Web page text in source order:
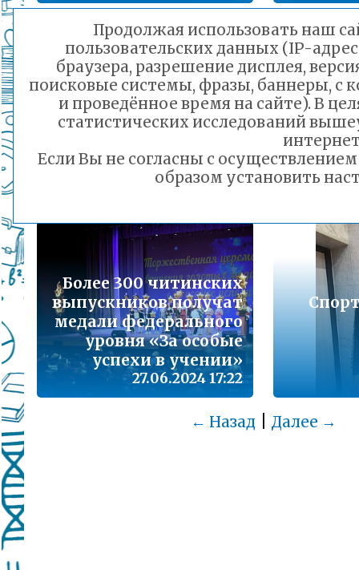
Порядок предоставления льготного
малоимущих семей
Подробнее...
Горячая линия по вопросам школьного
30-21
дошкольного образования и тел 32-41-13
Подробнее...
В детских садах Читы
проводятся
мероприятия в целях
оздоровления и
детей
28.06.2024 16:17
Более 300 читинских
выпускников получат
медали федерального
уровня «За особые
успехи в учении»
27.06.2024 17:22
← Назад| Далее →
Продолжая использовать наш
пользовательских данных (IP-
браузера, разрешение дисплея,
поисковые системы, фразы, баннеры, с
и проведённое время на сайте). В
статистических исследований
Если Вы не согласны с
образом установить